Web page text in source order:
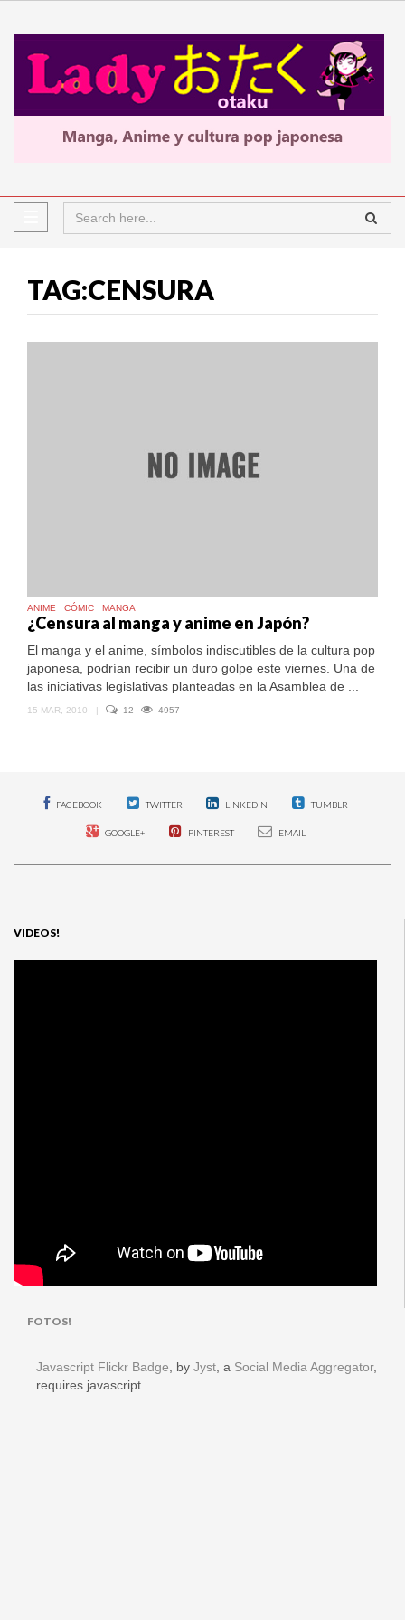
TAG:CENSURA
ANIME CÓMIC MANGA
¿Censura al manga y anime en Japón?
El manga y el anime, símbolos indiscutibles de la cultura pop
japonesa, podrían recibir un duro golpe este viernes. Una de
las iniciativas legislativas planteadas en la Asamblea de ...
15 MAR, 2010 | 12 4957
FACEBOOK TWITTER LINKEDIN TUMBLR
GOOGLE+ PINTEREST EMAIL
VIDEOS!
FOTOS!
Javascript Flickr Badge , by Jyst , a Social Media Aggregator,
requires javascript.